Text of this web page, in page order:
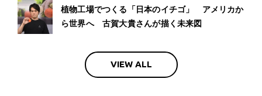
植物工場でつくる「日本のイチゴ」 アメリカか
ら世界へ 古賀大貴さんが描く未来図
VIEW ALL